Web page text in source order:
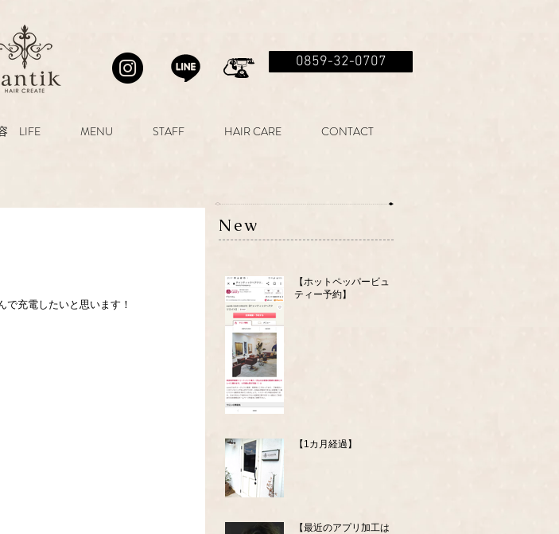
0859-32-0707
LIFE MENU STAFF HAIR CARE CONTACT
で充電したいと思います！
New
【ホットペッパービュー
ティー予約】
【1カ月経過】
【最近のアプリ加工はス